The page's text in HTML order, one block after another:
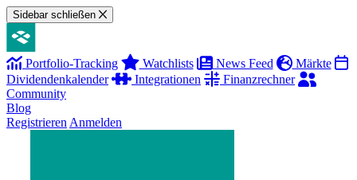
Sidebar schließen
Portfolio-Tracking Watchlists News Feed
Märkte
Dividendenkalender
Integrationen
Finanzrechner
Community
Blog
Registrieren Anmelden